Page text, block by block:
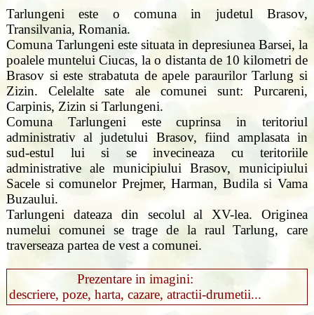
Tarlungeni este o comuna in judetul Brasov,
Transilvania, Romania.
Comuna Tarlungeni este situata in depresiunea Barsei, la
poalele muntelui Ciucas, la o distanta de 10 kilometri de
Brasov si este strabatuta de apele paraurilor Tarlung si
Zizin. Celelalte sate ale comunei sunt: Purcareni,
Carpinis, Zizin si Tarlungeni.
Comuna Tarlungeni este cuprinsa in teritoriul
administrativ al judetului Brasov, fiind amplasata in
sud-estul lui si se invecineaza cu teritoriile
administrative ale municipiului Brasov, municipiului
Sacele si comunelor Prejmer, Harman, Budila si Vama
Buzaului.
Tarlungeni dateaza din secolul al XV-lea. Originea
numelui comunei se trage de la raul Tarlung, care
traverseaza partea de vest a comunei.
Prezentare in imagini:
descriere, poze, harta, cazare, atractii-drumetii...